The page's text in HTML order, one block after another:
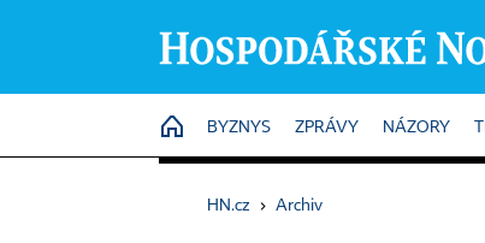
HOME
BYZNYS ZPRÁVY NÁZORY
HN.cz › Archiv